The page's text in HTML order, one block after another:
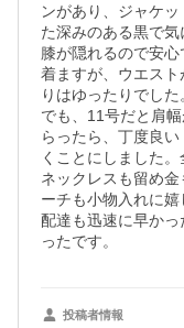
ンがあり、ジャケ
た深みのある黒で
膝が隠れるので安
着ますが、ウエス
りはゆったりでした
でも、11号だと肩
らったら、丁度良
くことにしました
ネックレスも留め
ーチも小物入れに嬉
配達も迅速に早か
ったです。
投稿者情報